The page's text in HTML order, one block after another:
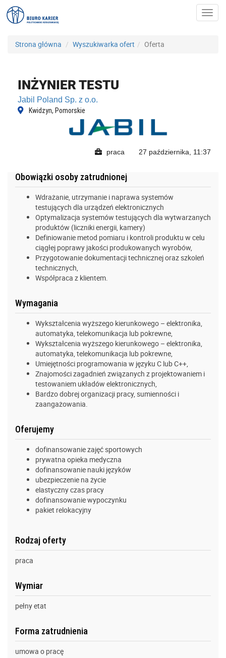
Strona główna Wyszukiwarka ofert Oferta
INŻYNIER TESTU
Jabil Poland Sp. z o.o.
Kwidzyn, Pomorskie
praca 27 października, 11:37
Obowiązki osoby zatrudnionej
Wdrażanie, utrzymanie i naprawa systemów
testujących dla urządzeń elektronicznych
Optymalizacja systemów testujących dla wytwarzanych
produktów (liczniki energii, kamery)
Definiowanie metod pomiaru i kontroli produktu w celu
ciągłej poprawy jakości produkowanych wyrobów,
Przygotowanie dokumentacji technicznej oraz szkoleń
technicznych,
Współpraca z klientem.
Wymagania
Wykształcenia wyższego kierunkowego – elektronika,
automatyka, telekomunikacja lub pokrewne,
Wykształcenia wyższego kierunkowego – elektronika,
automatyka, telekomunikacja lub pokrewne,
Umiejętności programowania w języku C lub C++,
Znajomości zagadnień związanych z projektowaniem i
testowaniem układów elektronicznych,
Bardzo dobrej organizacji pracy, sumienności i
zaangażowania.
Oferujemy
dofinansowanie zajęć sportowych
prywatna opieka medyczna
dofinansowanie nauki języków
ubezpieczenie na życie
elastyczny czas pracy
dofinansowanie wypoczynku
pakiet relokacyjny
Rodzaj oferty
praca
Wymiar
pełny etat
Forma zatrudnienia
umowa o pracę